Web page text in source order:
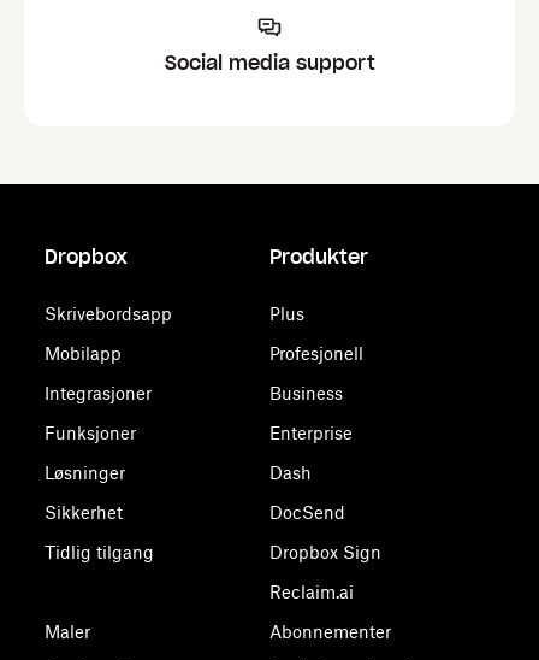
Social media support
Dropbox
Skrivebordsapp
Mobilapp
Integrasjoner
Funksjoner
Løsninger
Sikkerhet
Tidlig tilgang
Maler
Produkter
Plus
Profesjonell
Business
Enterprise
Dash
DocSend
Dropbox Sign
Reclaim.ai
Abonnementer